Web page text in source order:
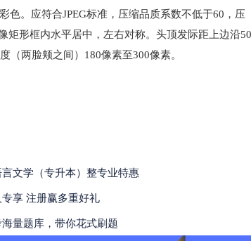
色。应符合JPEG标准，压缩品质系数不低于60，压
矩形框内水平居中，左右对称。头顶发际距上边沿50
（两脸颊之间）180像素至300像素。
文学（专升本）整专业特惠
享 注册赢多重好礼
海量题库，带你花式刷题